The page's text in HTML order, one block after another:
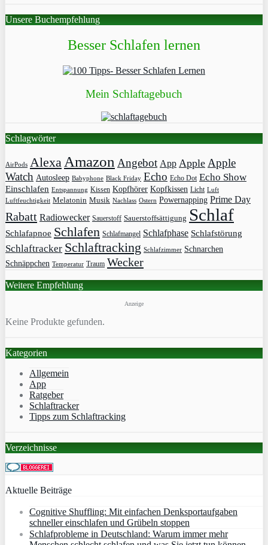
Unsere Buchempfehlung
Besser Schlafen lernen
Mein Schlaftagebuch
Schlagwörter
AirPods Alexa Amazon Angebot App Apple Apple
Watch Autosleep Babyphone Black Friday Echo Echo Dot Echo Show
Einschlafen Entspannung Kissen Kopfhörer Kopfkissen Licht Luft
Luftfeuchtigkeit Melatonin Musik Nachlass Ostern Powernapping Prime Day
Rabatt Radiowecker Sauerstoff Sauerstoffsättigung Schlaf
Schlafapnoe Schlafen Schlafmangel Schlafphase Schlafstörung
Schlaftracker Schlaftracking Schlafzimmer Schnarchen
Schnäppchen Temperatur Traum Wecker
Weitere Empfehlung
Anzeige
Keine Produkte gefunden.
Kategorien
Allgemein
App
Ratgeber
Schlaftracker
Tipps zum Schlaftracking
Verzeichnisse
Aktuelle Beiträge
Cognitive Shuffling: Mit einfachen Denksportaufgaben
schneller einschlafen und Grübeln stoppen
Schlafprobleme in Deutschland: Warum immer mehr